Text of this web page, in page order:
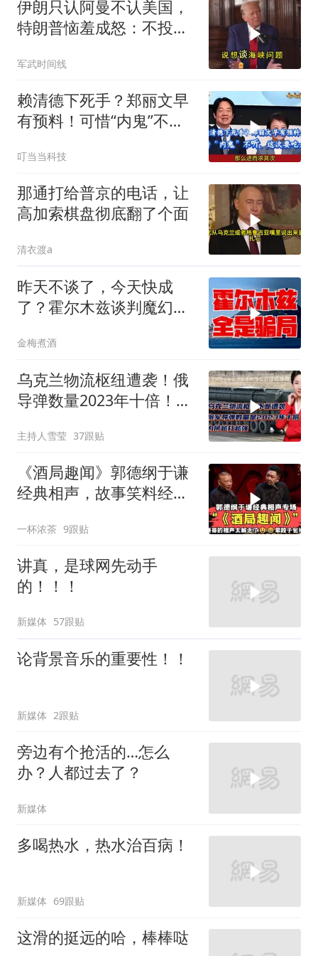
伊朗只认阿曼不认美国，
特朗普恼羞成怒：不投降
军武时间线
赖清德下死手？郑丽文早
有预料！可惜“内鬼”不
叮当当科技
那通打给普京的电话，让
高加索棋盘彻底翻了个面
清衣渡a
昨天不谈了，今天快成
了？霍尔木兹谈判魔幻反
金梅煮酒
乌克兰物流枢纽遭袭！俄
导弹数量2023年十倍！为
主持人雪莹 37跟贴
《酒局趣闻》郭德纲于谦
经典相声，故事笑料经典
一杯浓茶 9跟贴
讲真，是球网先动手
的！！！
新媒体 57跟贴
论背景音乐的重要性！！
新媒体 2跟贴
旁边有个抢活的…怎么
办？人都过去了？
新媒体
多喝热水，热水治百病！
新媒体 69跟贴
这滑的挺远的哈，棒棒哒